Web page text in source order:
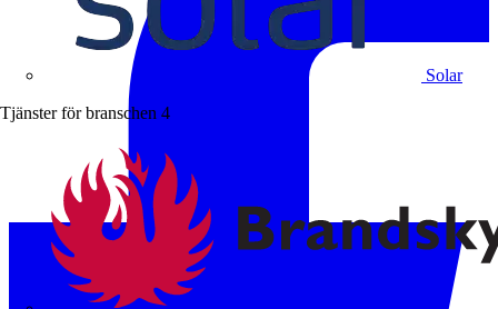
Solar
Tjänster för branschen 4